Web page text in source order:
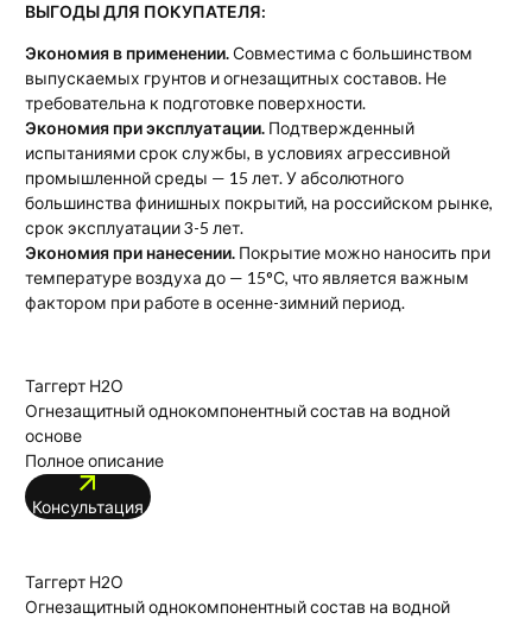
ВЫГОДЫ ДЛЯ ПОКУПАТЕЛЯ:
Экономия в применении.Совместима с большинством
выпускаемых грунтов и огнезащитных составов. Не
требовательна к подготовке поверхности.
Экономия при эксплуатации. Подтвержденный
испытаниями срок службы, в условиях агрессивной
промышленной среды — 15 лет. У абсолютного
большинства финишных покрытий, на российском рынке,
срок эксплуатации 3-5 лет.
Экономия при нанесении. Покрытие можно наносить при
температуре воздуха до — 15°С, что является важным
фактором при работе в осенне-зимний период.
Таггерт Н2О
Огнезащитный однокомпонентный состав на водной
основе
Полное описание
Консультация
Таггерт Н2О
Огнезащитный однокомпонентный состав на водной